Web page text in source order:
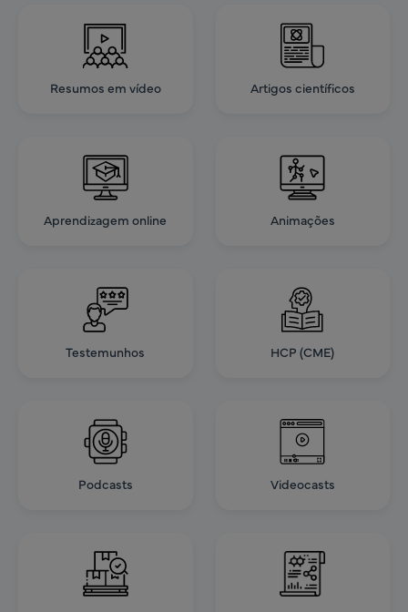
Resumos em vídeo Artigos científicos
Aprendizagem online Animações
Testemunhos HCP (CME)
Podcasts Videocasts